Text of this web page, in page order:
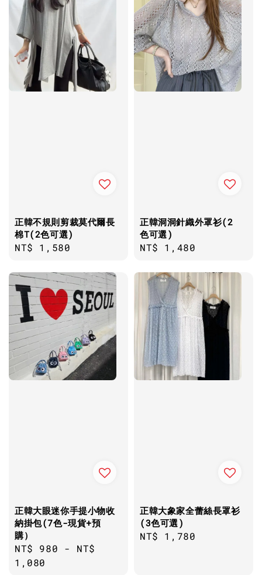
正韓不規則剪裁莫代爾長
棉T(2色可選)
Regular
NT$ 1,580
正韓洞洞針織外罩衫(2
色可選)
Regular
NT$ 1,480
正韓大眼迷你手提小物收
納掛包(7色-現貨+預
購）
Regular
price
NT$ 980 - NT$
1,080
正韓大象家全蕾絲長罩衫
(3色可選)
Regular
NT$ 1,780